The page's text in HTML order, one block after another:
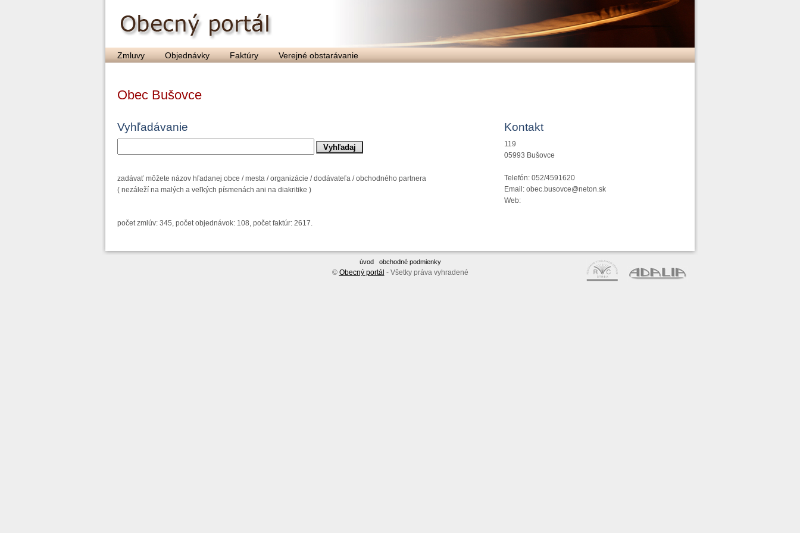
Zmluvy Objednávky Faktúry Verejné obstarávanie
Obec Bušovce
Vyhľadávanie
zadávať môžete názov hľadanej obce / mesta / organizácie / dodávateľa / obchodného partnera
( nezáleží na malých a veľkých písmenách ani na diakritike )
Kontakt
119
05993 Bušovce
Telefón: 052/4591620
Email: obec.busovce@neton.sk
Web:
počet zmlúv: 345, počet objednávok: 108, počet faktúr: 2617.
úvod obchodné podmienky
© Obecný portál - Všetky práva vyhradené